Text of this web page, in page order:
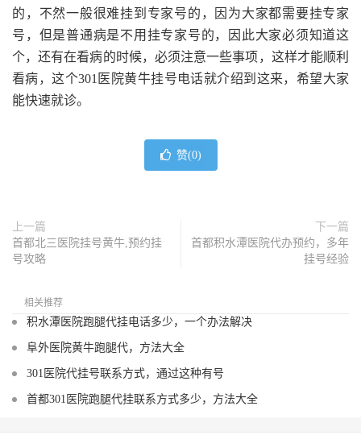
的，不然一般很难挂到专家号的，因为大家都需要挂专家
号，但是普通病是不用挂专家号的，因此大家必须知道这
个，还有在看病的时候，必须注意一些事项，这样才能顺利
看病，这个301医院黄牛挂号电话就介绍到这来，希望大家
能快速就诊。
赞(0)
上一篇
首都北三医院挂号黄牛,预约挂
号攻略
下一篇
首都积水潭医院代办预约，多年
挂号经验
相关推荐
积水潭医院跑腿代挂电话多少，一个办法解决
阜外医院黄牛跑腿代，方法大全
301医院代挂号联系方式，通过这种有号
首都301医院跑腿代挂联系方式多少，方法大全